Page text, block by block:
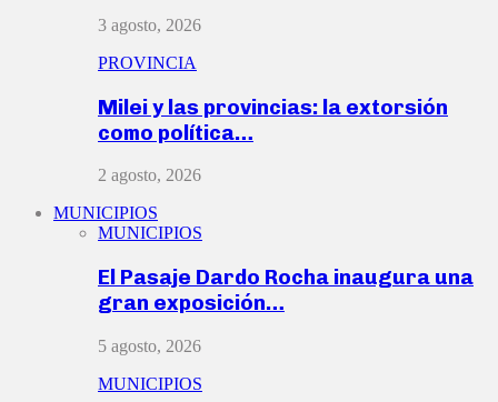
3 agosto, 2026
PROVINCIA
Milei y las provincias: la extorsión
como política…
2 agosto, 2026
MUNICIPIOS
MUNICIPIOS
El Pasaje Dardo Rocha inaugura una
gran exposición…
5 agosto, 2026
MUNICIPIOS